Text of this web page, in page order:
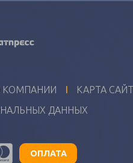
ОПЛАТА
I
КАРТА
ДАННЫХ
КОМПАНИИ